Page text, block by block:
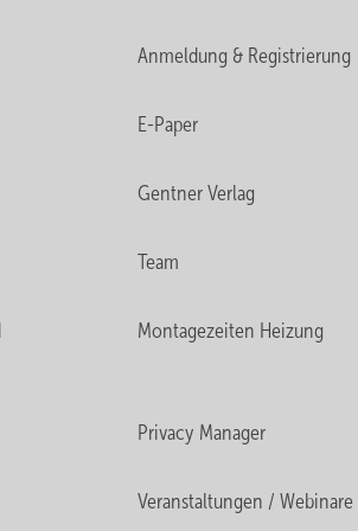
Anmeldung & Registrierung
E-Paper
Gentner Verlag
Team
Montagezeiten Heizung
Privacy Manager
Veranstaltungen / Webinare